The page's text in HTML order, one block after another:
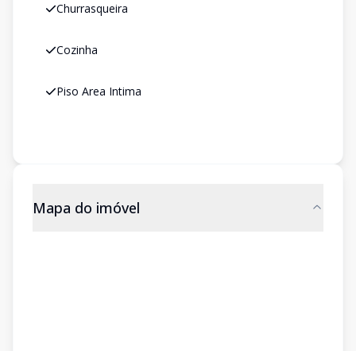
Churrasqueira
Cozinha
Piso Area Intima
Mapa do imóvel